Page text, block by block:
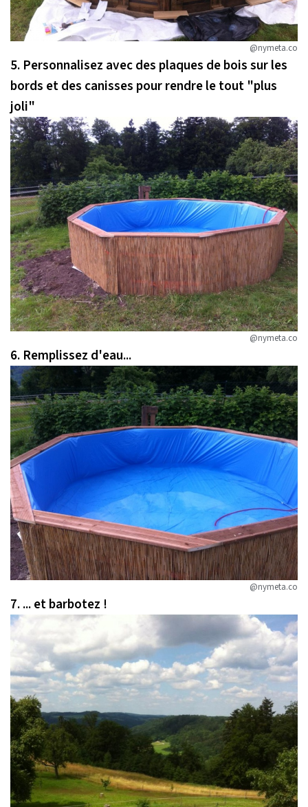
@nymeta.co
5. Personnalisez avec des plaques de bois sur les
bords et des canisses pour rendre le tout "plus
joli"
@nymeta.co
6. Remplissez d'eau...
@nymeta.co
7. ... et barbotez !